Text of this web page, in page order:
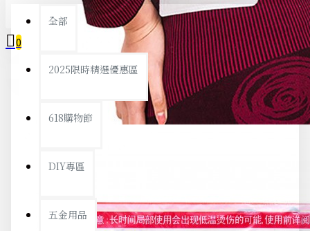
全部
2025限時精選優惠區
618購物節
DIY專區
五金用品
0
您的購物車內沒有商品！